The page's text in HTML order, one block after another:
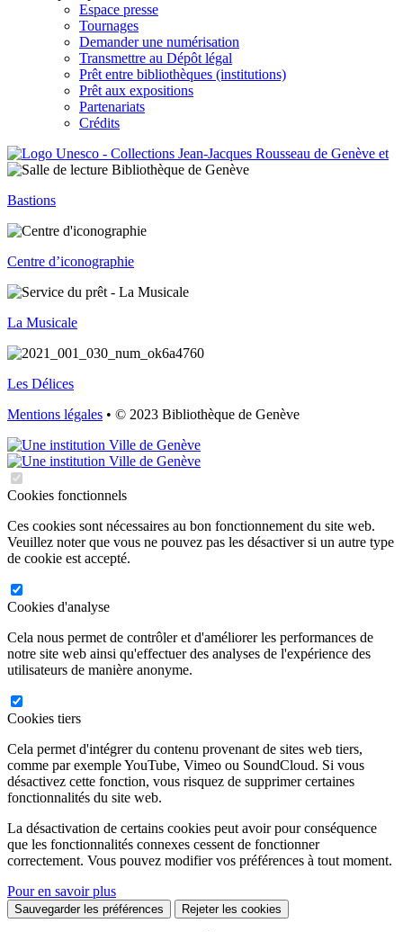
Espace presse
Tournages
Demander une numérisation
Transmettre au Dépôt légal
Prêt entre bibliothèques (institutions)
Prêt aux expositions
Partenariats
Crédits
Bastions
Centre d’iconographie
La Musicale
Les Délices
Mentions légales • © 2023 Bibliothèque de Genève
Cookies fonctionnels
Ces cookies sont nécessaires au bon fonctionnement du site web.
Veuillez noter que vous ne pouvez pas les désactiver si un autre type
de cookie est accepté.
Cookies d'analyse
Cela nous permet de contrôler et d'améliorer les performances de
notre site web ainsi qu'effectuer des analyses de l'expérience des
utilisateurs de manière anonyme.
Cookies tiers
Cela permet d'intégrer du contenu provenant de sites web tiers,
comme par exemple YouTube, Vimeo ou SoundCloud. Si vous
désactivez cette fonction, vous risquez de supprimer certaines
fonctionnalités du site web.
La désactivation de certains cookies peut avoir pour conséquence
que les fonctionnalités connexes cessent de fonctionner
correctement. Vous pouvez modifier vos préférences à tout moment.
Pour en savoir plus
Sauvegarder les préférences Rejeter les cookies